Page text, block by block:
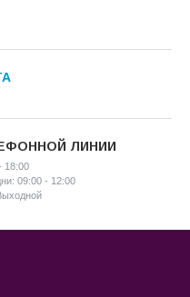
ЛИНИИ
18:00
09:00 - 12:00